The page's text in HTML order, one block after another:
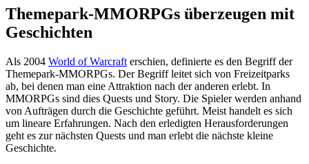
Themepark-MMORPGs überzeugen mit
Geschichten
Als 2004 World of Warcraft erschien, definierte es den Begriff der
Themepark-MMORPGs. Der Begriff leitet sich von Freizeitparks
ab, bei denen man eine Attraktion nach der anderen erlebt. In
MMORPGs sind dies Quests und Story. Die Spieler werden anhand
von Aufträgen durch die Geschichte geführt. Meist handelt es sich
um lineare Erfahrungen. Nach den erledigten Herausforderungen
geht es zur nächsten Quests und man erlebt die nächste kleine
Geschichte.